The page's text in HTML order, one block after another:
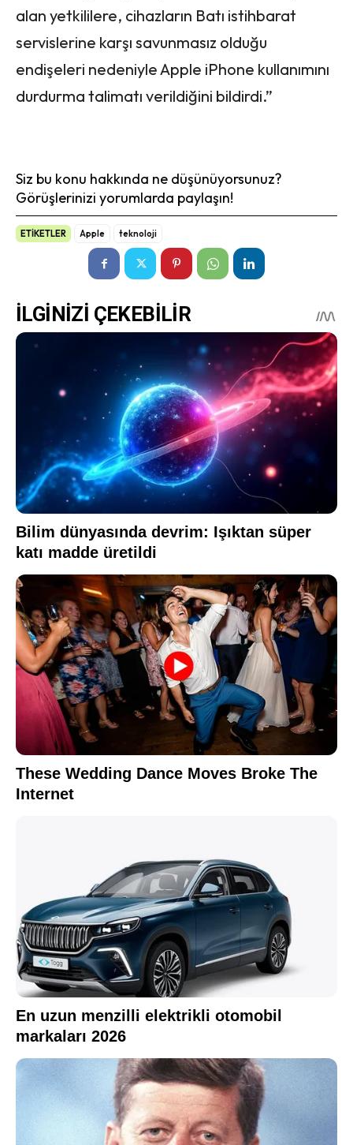
alan yetkililere, cihazların Batı istihbarat
servislerine karşı savunmasız olduğu
endişeleri nedeniyle Apple iPhone kullanımını
durdurma talimatı verildiğini bildirdi.”
Siz bu konu hakkında ne düşünüyorsunuz?
Görüşlerinizi yorumlarda paylaşın!
ETİKETLER Apple teknoloji